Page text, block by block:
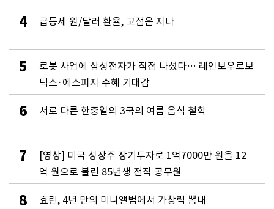
4 급등세 원/달러 환율, 고점은 지나
5
로봇 사업에 삼성전자가 직접 나섰다… 레인보우로보
틱스·에스피지 수혜 기대감
6 서로 다른 한중일의 3국의 여름 음식 철학
7
[영상] 미국 성장주 장기투자로 1억7000만 원을 12
억 원으로 불린 85년생 전직 공무원
8 효린, 4년 만의 미니앨범에서 가창력 뽐내